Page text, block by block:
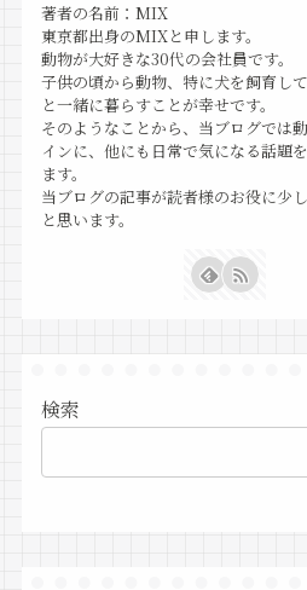
著者の名前：MIX
東京都出身のMIXと申します。
動物が大好きな30代の会社員です。
子供の頃から動物、特に犬を飼育し
と一緒に暮らすことが幸せです。
そのようなことから、当ブログでは
インに、他にも日常で気になる話題
ます。
当ブログの記事が読者様のお役に少
と思います。
検索